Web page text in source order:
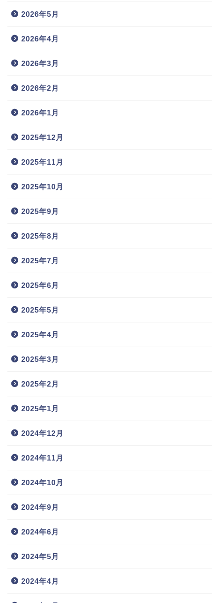
2026年5月
2026年4月
2026年3月
2026年2月
2026年1月
2025年12月
2025年11月
2025年10月
2025年9月
2025年8月
2025年7月
2025年6月
2025年5月
2025年4月
2025年3月
2025年2月
2025年1月
2024年12月
2024年11月
2024年10月
2024年9月
2024年6月
2024年5月
2024年4月